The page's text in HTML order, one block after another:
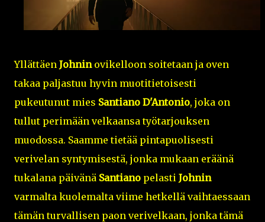
Yllättäen Johninovikelloon soitetaan ja oven
takaa paljastuu hyvin muotitietoisesti
pukeutunut mies Santiano D'Antonio, joka on
tullut perimään velkaansa työtarjouksen
muodossa. Saamme tietää pintapuolisesti
verivelan syntymisestä, jonka mukaan eräänä
tukalana päivänä Santiano pelasti Johnin
varmalta kuolemalta viime hetkellä vaihtaessaan
tämän turvallisen paon verivelkaan, jonka tämä